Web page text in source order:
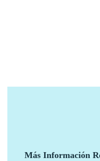
Más Información